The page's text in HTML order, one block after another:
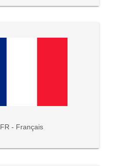
FR - Français